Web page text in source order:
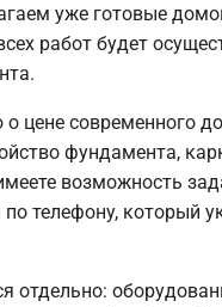
уже готовые
работ будет
цене современного
фундамента,
возможность
телефону, который
отдельно: